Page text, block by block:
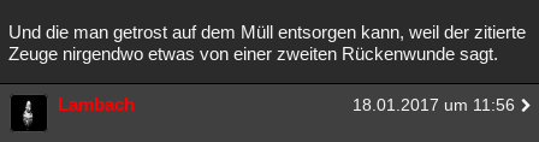
Und die man getrost auf dem Müll entsorgen kann, weil der zitierte
Zeuge nirgendwo etwas von einer zweiten Rückenwunde sagt.
Lambach 18.01.2017 um 11:56